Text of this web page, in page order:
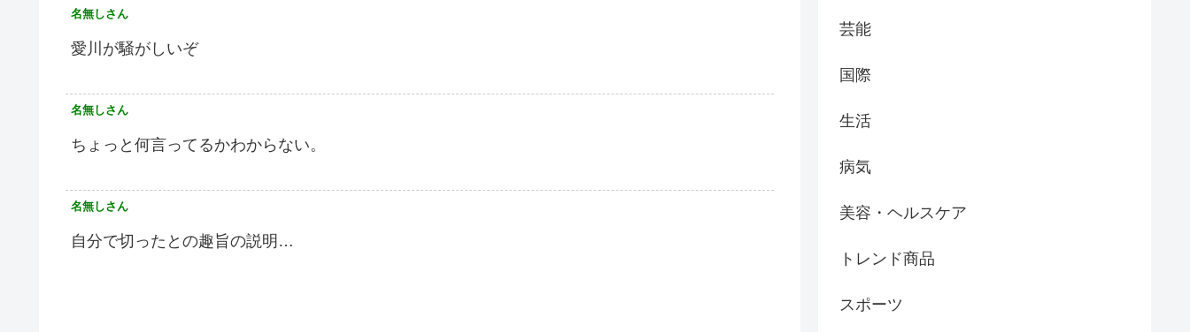
名無しさん
愛川が騒がしいぞ
名無しさん
ちょっと何言ってるかわからない。
名無しさん
自分で切ったとの趣旨の説明…
芸能
国際
生活
病気
美容・ヘルスケア
トレンド商品
スポーツ